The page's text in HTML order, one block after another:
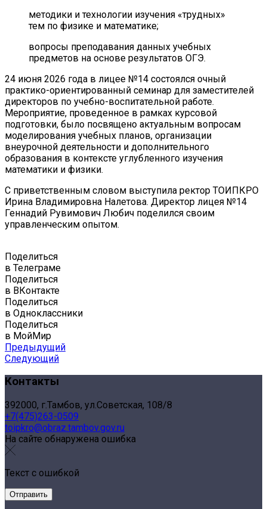
методики и технологии изучения «трудных»
тем по физике и математике;
вопросы преподавания данных учебных
предметов на основе результатов ОГЭ.
24 июня 2026 года в лицее №14 состоялся очный
практико-ориентированный семинар для заместителей
директоров по учебно-воспитательной работе.
Мероприятие, проведенное в рамках курсовой
подготовки, было посвящено актуальным вопросам
моделирования учебных планов, организации
внеурочной деятельности и дополнительного
образования в контексте углубленного изучения
математики и физики.
С приветственным словом выступила ректор ТОИПКРО
Ирина Владимировна Налетова. Директор лицея №14
Геннадий Рувимович Любич поделился своим
управленческим опытом.
Поделиться
в Телеграме
Поделиться
в ВКонтакте
Поделиться
в Одноклассники
Поделиться
в МойМир
Предыдущий
Следующий
Контакты
392000, г.Тамбов, ул.Советская, 108/8
+7(475)263-0509
toipkro@obraz.tambov.gov.ru
На сайте обнаружена ошибка
Текст с ошибкой